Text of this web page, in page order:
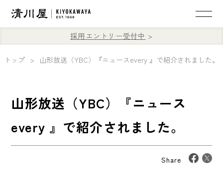
採用エントリー受付中
トップ 山形放送（YBC）『ニュースevery 』で紹介されました。
山形放送（YBC）『ニュース
every 』で紹介されました。
Share